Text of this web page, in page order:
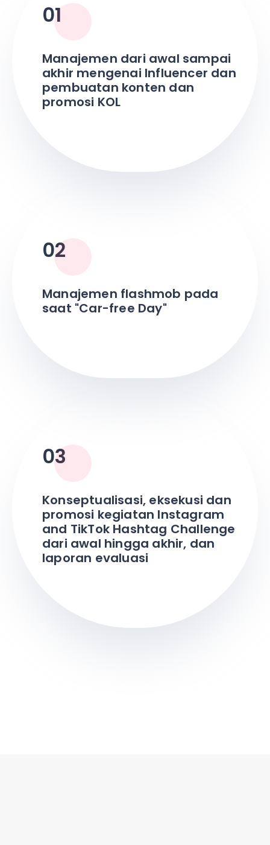
01
Manajemen dari awal sampai
akhir mengenai Influencer dan
pembuatan konten dan
promosi KOL
02
Manajemen flashmob pada
saat "Car-free Day"
03
Konseptualisasi, eksekusi dan
promosi kegiatan Instagram
and TikTok Hashtag Challenge
dari awal hingga akhir, dan
laporan evaluasi